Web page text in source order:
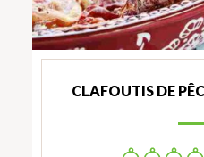
CLAFOUTIS DE